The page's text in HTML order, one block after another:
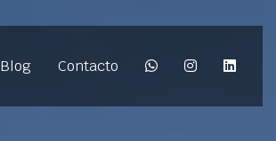
Blog Contacto